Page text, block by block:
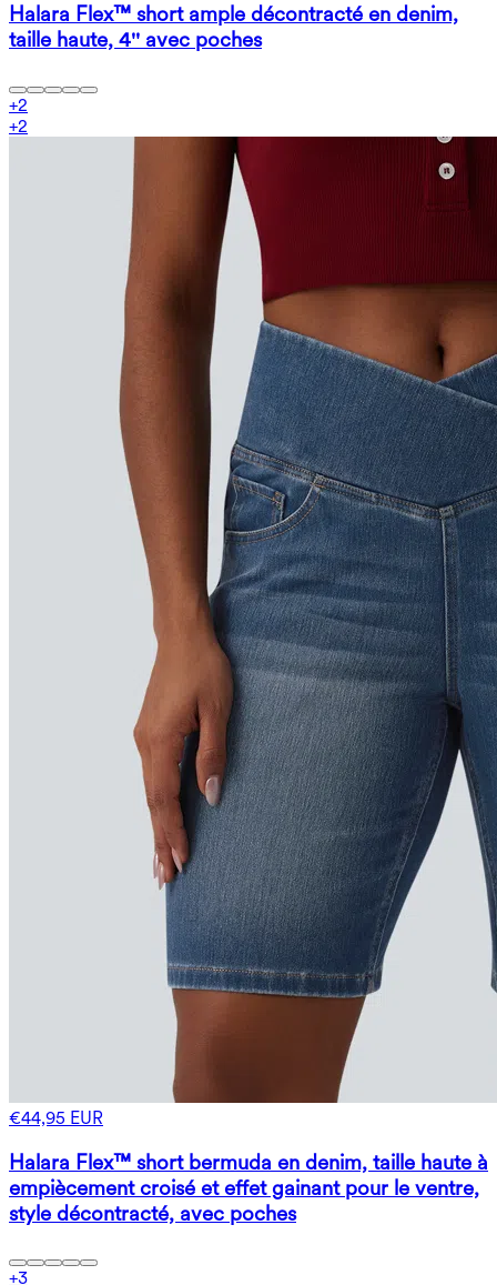
Halara Flex™ short ample décontracté en denim,
taille haute, 4'' avec poches
+2
+2
€44,95 EUR
Halara Flex™ short bermuda en denim, taille haute à
empiècement croisé et effet gainant pour le ventre,
style décontracté, avec poches
+3